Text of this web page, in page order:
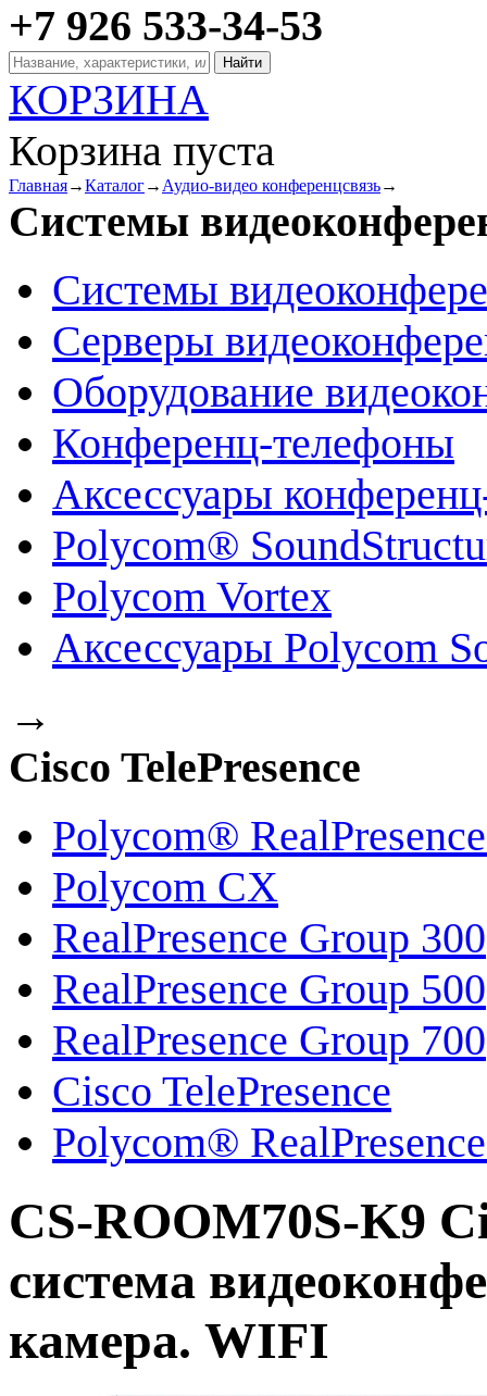
+7 926 533-34-53
КОРЗИНА
Корзина пуста
Главная→Каталог→ Аудио-видео конференцсвязь→
Системы
Системы
Серверы
Оборудование
Конференц-телефоны
Аксессуары
Polycom®
Polycom Vortex
Аксессуары Polycom
→
Cisco TelePresence
Polycom®
Polycom CX
RealPresence Group 300
RealPresence Group 500
RealPresence Group 700
Cisco TelePresence
Polycom®
CS-ROOM70S-K9
система
камера. WIFI